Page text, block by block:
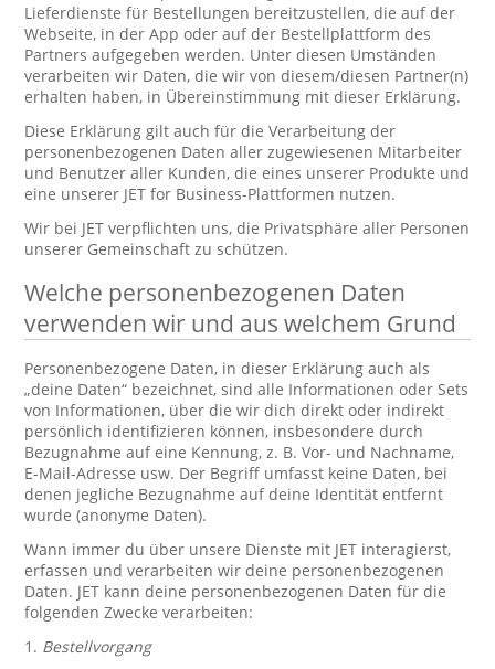
Lieferdienste für Bestellungen bereitzustellen, die auf der
Webseite, in der App oder auf der Bestellplattform des
Partners aufgegeben werden. Unter diesen Umständen
verarbeiten wir Daten, die wir von diesem/diesen Partner(n)
erhalten haben, in Übereinstimmung mit dieser Erklärung.
Diese Erklärung gilt auch für die Verarbeitung der
personenbezogenen Daten aller zugewiesenen Mitarbeiter
und Benutzer aller Kunden, die eines unserer Produkte und
eine unserer JET for Business-Plattformen nutzen.
Wir bei JET verpflichten uns, die Privatsphäre aller Personen
unserer Gemeinschaft zu schützen.
Welche personenbezogenen Daten
verwenden wir und aus welchem Grund
Personenbezogene Daten, in dieser Erklärung auch als
„deine Daten“ bezeichnet, sind alle Informationen oder Sets
von Informationen, über die wir dich direkt oder indirekt
persönlich identifizieren können, insbesondere durch
Bezugnahme auf eine Kennung, z. B. Vor- und Nachname,
E-Mail-Adresse usw. Der Begriff umfasst keine Daten, bei
denen jegliche Bezugnahme auf deine Identität entfernt
wurde (anonyme Daten).
Wann immer du über unsere Dienste mit JET interagierst,
erfassen und verarbeiten wir deine personenbezogenen
Daten. JET kann deine personenbezogenen Daten für die
folgenden Zwecke verarbeiten:
1. Bestellvorgang